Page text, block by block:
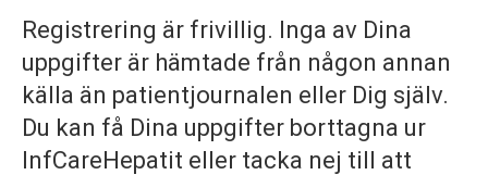
Registrering är frivillig. Inga av Dina
uppgifter är hämtade från någon annan
källa än patientjournalen eller Dig själv.
Du kan få Dina uppgifter borttagna ur
InfCareHepatit eller tacka nej till att